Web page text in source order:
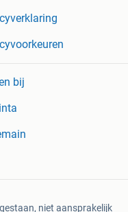
bij
niet aansprakelijk